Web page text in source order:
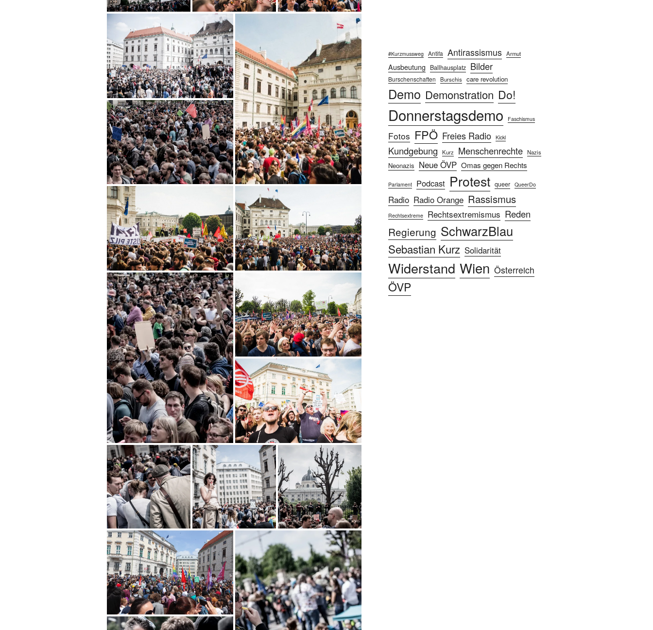
#Kurzmussweg Antifa Antirassismus Armut
Ausbeutung Ballhausplatz Bilder
Burschenschaften Burschis care revolution
Demo Demonstration Do!
Donnerstagsdemo Faschismus
Fotos FPÖ Freies Radio Kickl
Kundgebung Kurz Menschenrechte Nazis
Neonazis Neue ÖVP Omas gegen Rechts
Parlament Podcast Protest queer QueerDo
Radio Radio Orange Rassismus
Rechtsextreme Rechtsextremismus Reden
Regierung SchwarzBlau
Sebastian Kurz Solidarität
Widerstand Wien Österreich
ÖVP